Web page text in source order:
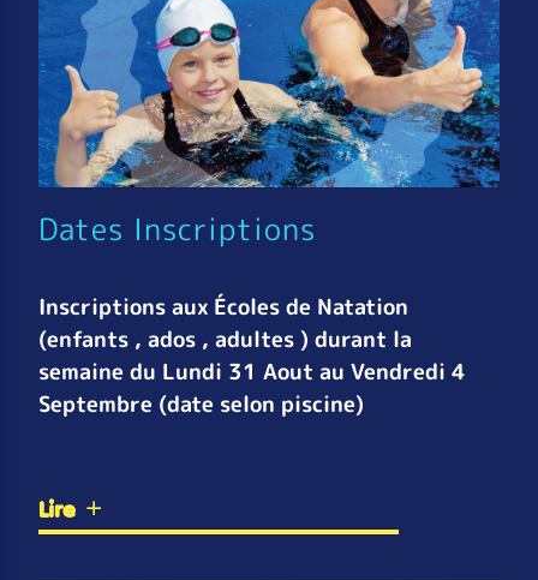
Dates Inscriptions
Inscriptions aux Écoles de Natation
(enfants , ados , adultes ) durant la
semaine du Lundi 31 Aout au Vendredi 4
Septembre (date selon piscine)
Lire